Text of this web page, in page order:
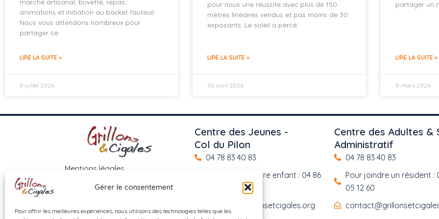
Gérer le consentement
Pour offrir les meilleures expériences, nous utilisons des technologies telles que les
marché artisanal, buvette, repas,
animations et initiation au basket fauteuil.
Nous vous attendons nombreux pour
partager ce
LIRE LA SUITE »
8 juillet 2026
pour nous une réussite avec plus de 150
mètres linéaires vendus et pas moins de 30
exposants. Le soleil a percé
LIRE LA SUITE »
30 avril 2026
partager un
LIRE LA SUITE »
9 mars 2026
Mentions légales
Politique de confidentialité
Politique de cookies (UE)
Centre des Jeunes -
Col du Pilon
04 78 83 40 83
Pour joindre votre enfant : 04 86
contact@grillonsetcigales.org
Centre des Adultes &
Administratif
04 78 83 40 83
Pour joindre un résident :
05 12 60